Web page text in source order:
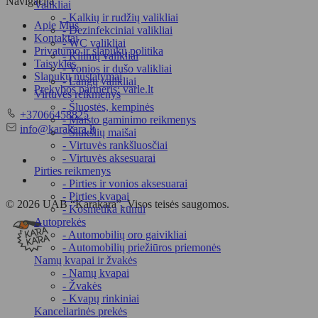
Valikliai
- Kalkių ir rudžių valikliai
- Dezinfekciniai valikliai
- WC valikliai
- Kilimų valikliai
- Vonios ir dušo valikliai
- Langų valikliai
Virtuvės reikmenys
- Šluostės, kempinės
- Maisto gaminimo reikmenys
- Šiukšlių maišai
- Virtuvės rankšluosčiai
- Virtuvės aksesuarai
Pirties reikmenys
- Pirties ir vonios aksesuarai
- Pirties kvapai
- Kosmetika kūnui
Autoprekės
- Automobilių oro gaivikliai
- Automobilių priežiūros priemonės
Namų kvapai ir žvakės
- Namų kvapai
- Žvakės
- Kvapų rinkiniai
Kanceliarinės prekės
Apie Mus
Kontaktai
Privatumo ir slapukų politika
Taisyklės
Slapukų nustatymai
Prekybos partneris: varle.lt
+37066458825Telefonas
info@karakara.ltEl.
paštas
© 2026 UAB “Karakara”. Visos teisės saugomos.